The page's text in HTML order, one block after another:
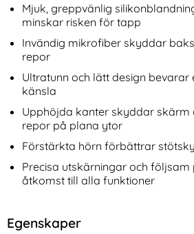
Mjuk, greppvänlig
minskar risken för tapp
Invändig mikrofiber skyddar
repor
Ultratunn och lätt design bevarar
känsla
Upphöjda kanter skyddar
repor på plana ytor
Förstärkta hörn förbättrar
Precisa utskärningar och
åtkomst till alla funktioner
Egenskaper